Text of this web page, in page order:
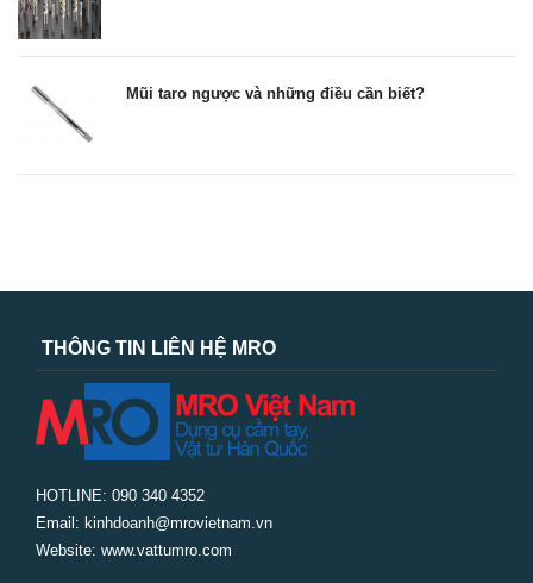
Mũi taro ngược và những điều cần biết?
THÔNG TIN LIÊN HỆ MRO
HOTLINE: 090 340 4352
Email: kinhdoanh@mrovietnam.vn
Website: www.vattumro.com